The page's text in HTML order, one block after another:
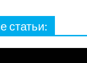
статьи: